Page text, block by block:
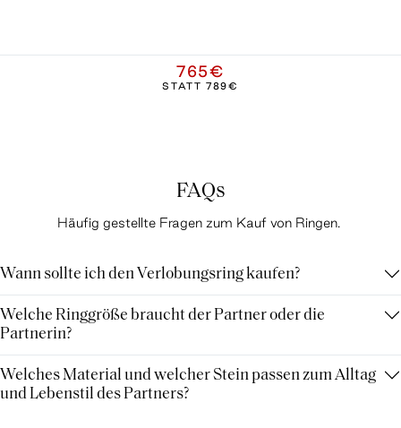
765€
STATT789€
FAQs
Häufig gestellte Fragen zum Kauf von Ringen.
Wann sollte ich den Verlobungsring kaufen?
Welche Ringgröße braucht der Partner oder die
Partnerin?
Welches Material und welcher Stein passen zum Alltag
und Lebenstil des Partners?